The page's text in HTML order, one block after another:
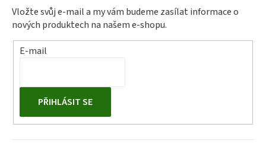
p
i
Vložte svůj e-mail a my vám budeme zasílat informace o
nových produktech na našem e-shopu.
E-mail
PŘIHLÁSIT SE